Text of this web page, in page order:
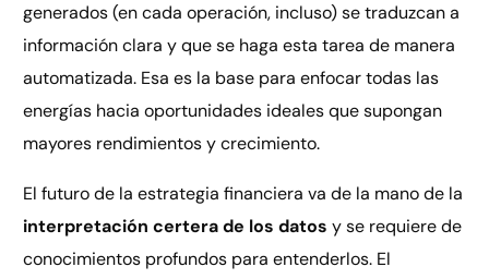
generados (en cada operación, incluso) se traduzcan a
información clara y que se haga esta tarea de manera
automatizada. Esa es la base para enfocar todas las
energías hacia oportunidades ideales que supongan
mayores rendimientos y crecimiento.
El futuro de la estrategia financiera va de la mano de la
interpretación certera de los datos y se requiere de
conocimientos profundos para entenderlos. El